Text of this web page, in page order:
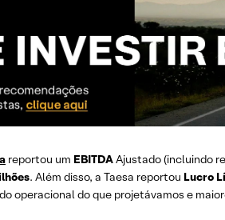
reportou um EBITDAAjustado (incluindo
. Além disso, a Taesa reportou Lucro
operacional do que projetávamos e